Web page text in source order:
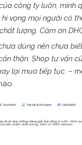
công ty luôn, mình
vọng mọi người có
lượng. Cảm ơn
dùng nên chưa
thận. Shop tư vấn
lại mua tiếp tục. –